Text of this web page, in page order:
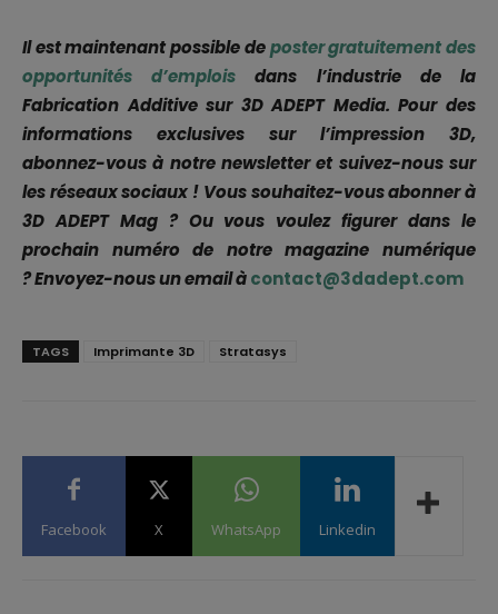
Il est maintenant possible deposter gratuitement des
opportunités d’emplois dans l’industrie de la
Fabrication Additive sur 3D ADEPT Media.Pour des
informations exclusives sur l’impression 3D,
abonnez-vous à notre newsletter et suivez-nous sur
les réseaux sociaux ! Vous souhaitez-vous abonner à
3D ADEPT Mag ? Ou vous voulez figurer dans le
prochain numéro de notre magazine numérique
? Envoyez-nous un email àcontact@3dadept.com
TAGS Imprimante 3D Stratasys
Facebook X WhatsApp Linkedin